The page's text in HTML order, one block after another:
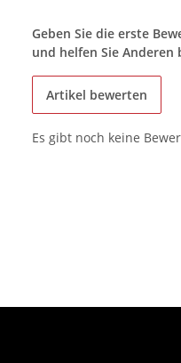
Geben Sie die erste
und helfen Sie
Artikel bewerten
Es gibt noch keine